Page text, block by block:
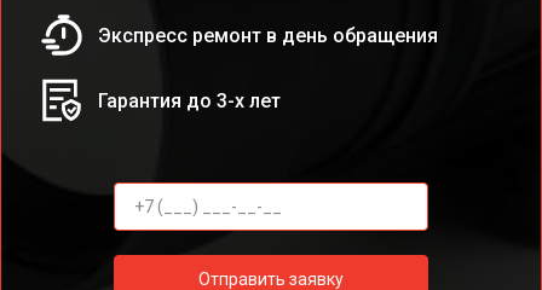
Экспресс ремонт в день обращения
Гарантия до 3-х лет
Отправить заявку